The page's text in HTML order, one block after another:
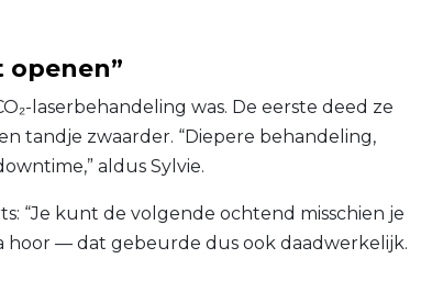
openen”
laserbehandeling was. De eerste deed ze
tandje zwaarder. “Diepere behandeling,
aldus Sylvie.
“Je kunt de volgende ochtend misschien je
hoor — dat gebeurde dus ook daadwerkelijk.